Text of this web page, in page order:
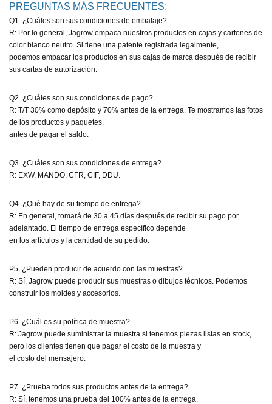
PREGUNTAS MÁS FRECUENTES:
Q1. ¿Cuáles son sus condiciones de embalaje?
R: Por lo general, Jagrow empaca nuestros productos en cajas y cartones de
color blanco neutro. Si tiene una patente registrada legalmente,
podemos empacar los productos en sus cajas de marca después de recibir
sus cartas de autorización.
Q2. ¿Cuáles son sus condiciones de pago?
R: T/T 30% como depósito y 70% antes de la entrega. Te mostramos las fotos
de los productos y paquetes.
antes de pagar el saldo.
Q3. ¿Cuáles son sus condiciones de entrega?
R: EXW, MANDO, CFR, CIF, DDU.
Q4. ¿Qué hay de su tiempo de entrega?
R: En general, tomará de 30 a 45 días después de recibir su pago por
adelantado. El tiempo de entrega específico depende
en los artículos y la cantidad de su pedido.
P5. ¿Pueden producir de acuerdo con las muestras?
R: Sí, Jagrow puede producir sus muestras o dibujos técnicos. Podemos
construir los moldes y accesorios.
P6. ¿Cuál es su política de muestra?
R: Jagrow puede suministrar la muestra si tenemos piezas listas en stock,
pero los clientes tienen que pagar el costo de la muestra y
el costo del mensajero.
P7. ¿Prueba todos sus productos antes de la entrega?
R: Sí, tenemos una prueba del 100% antes de la entrega.